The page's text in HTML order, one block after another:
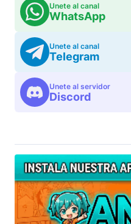
Unete al canal
WhatsApp
Unete al canal
Telegram
Unete al servidor
Discord